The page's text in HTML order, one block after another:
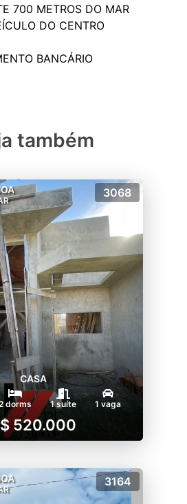
700 METROS DO MAR
DO CENTRO
também
3068
CASA
dorms 1 suíte 1 vaga
520.000
3164